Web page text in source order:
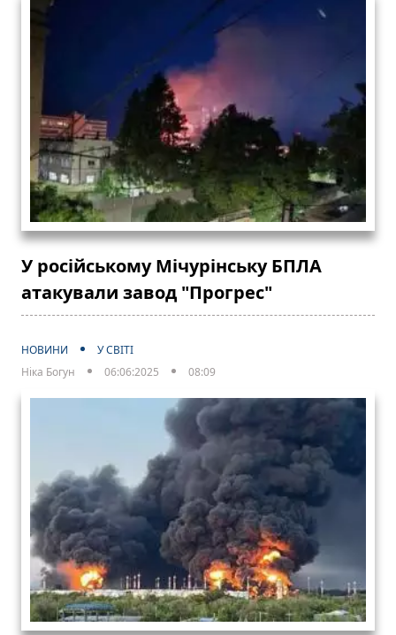
У російському Мічурінську БПЛА
атакували завод "Прогрес"
НОВИНИ
У СВІТІ
Ніка Богун
06:06:2025 08:09